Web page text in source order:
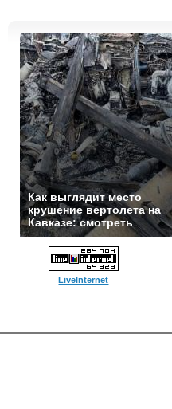
Как выглядит место
крушение вертолета на
Кавказе: смотреть
LiveInternet